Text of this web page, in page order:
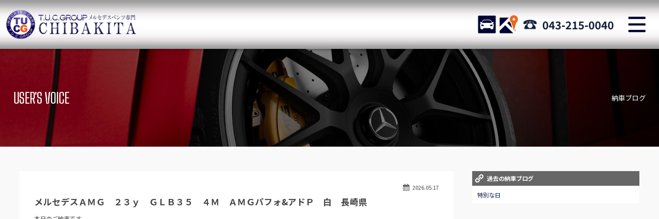
TUCグループ メルセデスベンツ専門 千葉北インター店
STOCK ACCESS 043-215-0040
ニュース 在庫リスト
SUV Stock list
目玉車両一覧
Features Stock list
保証＆サービス アクセスマップ
Delivery service
特別作業について
Special service
オーダーサービス 買取無料査定
スタッフblog
Staff blog
会社概要
USER'S VOICE 納車ブログ
2026.05.17
メルセデスＡＭＧ ２３ｙ ＧＬＢ３５ ４Ｍ ＡＭＧパフォ&アドＰ 白 長崎県
過去の納車ブログ
特別な日